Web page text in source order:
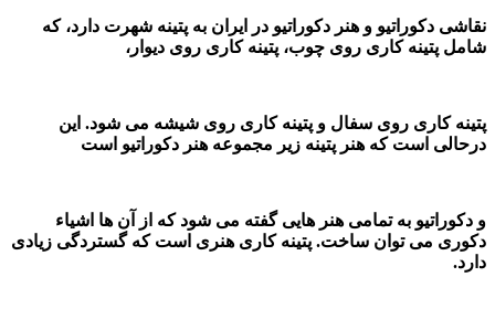
نقاشی دکوراتیو و هنر دکوراتیو در ایران به پتینه شهرت دارد، که
شامل پتینه کاری روی چوب، پتینه کاری روی دیوار،
پتینه کاری روی سفال و پتینه کاری روی شیشه می شود. این
درحالی است که هنر پتینه زیر مجموعه هنر دکوراتیو است
و دکوراتیو به تمامی هنر هایی گفته می شود که از آن ها اشیاء
دکوری می توان ساخت. پتینه کاری هنری است که گستردگی زیادی
دارد.